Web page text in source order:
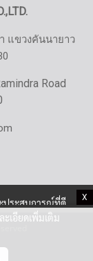
X
แขวงคันนายาว
Road
ประสบการณ์ที่ดี
เอียดเพิ่มเติม